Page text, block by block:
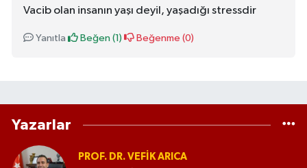
Vacib olan insanın yaşı deyil, yaşadığı stressdir
Yanıtla Beğen (1 ) Beğenme (0)
Yazarlar
PROF. DR. VEFIK ARICA